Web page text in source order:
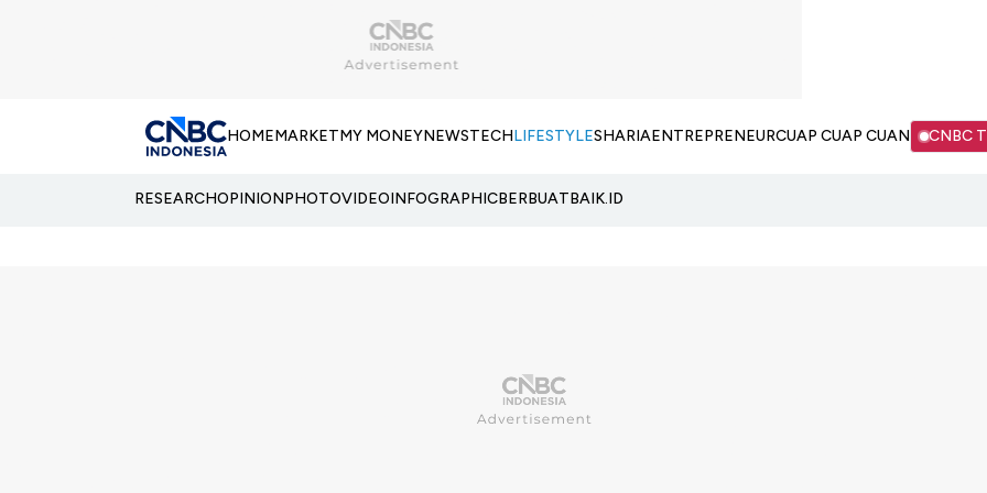
HOMEMARKETMY MONEYNEWSTECHLIFESTYLESHARIAENTREPRENEURCUAP CUAP CUAN CNBC
RESEARCHOPINIONPHOTOVIDEOINFOGRAPHICBERBUATBAIK.ID